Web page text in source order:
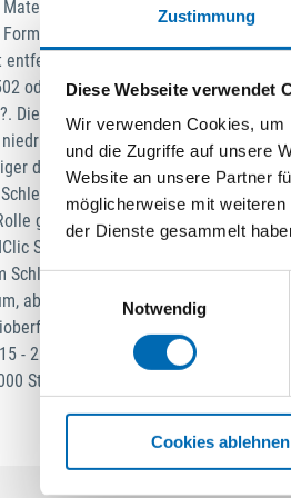
Zustimmung
Diese Webseite verwendet
Wir verwenden Cookies,
und die Zugriffe auf unsere
Website an unsere Partner
möglicherweise mit
der Dienste gesammelt
Einwilligungsauswahl
Notwendig
Cookies ablehnen
(Holz oder andere weiche
und Glätten oder Entrosten von
möchtest, verwende besser
oder 504) oder eine
Die Körnung des Bandes ist an der
die Körnungszahl
die Körnung, desto mehr Material
verschleißen mit der Zeit
gewechselt werden. Verwende für
Schleifband von DREMEL. Zur
Schleifen/Glätten weicherer
aber auch zum Entrosten von
geeignet. Empfohlene
- 25.000 Messing 15 - 25.000
Stein 15 - 25.000 Muschel 15 -